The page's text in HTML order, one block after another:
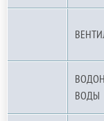
ВОДЫ